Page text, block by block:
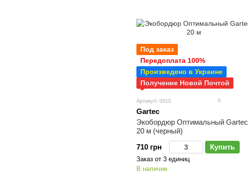
Под заказ
Передоплата 100%
Произведено в Украине
Получение Новой Почтой
Артикул: 5915 6
Gartec
Экобордюр Оптимальный Gartec
20 м (черный)
710 грн
Купить
Заказ от 3 единиц
В наличии